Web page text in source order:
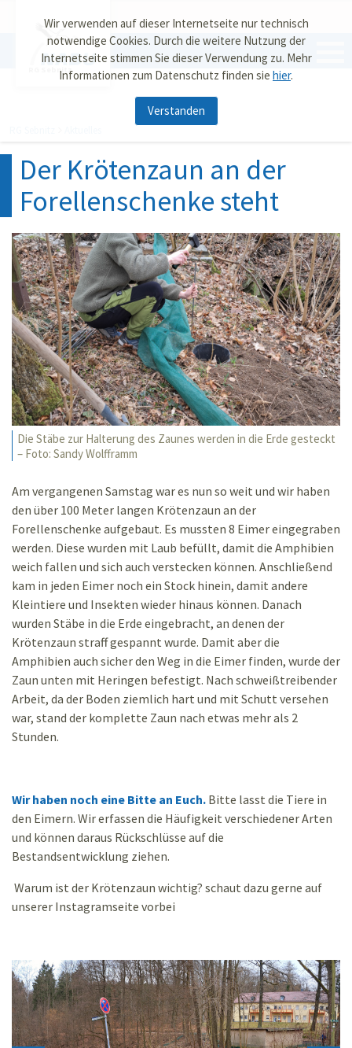
Wir verwenden auf dieser Internetseite nur technisch
notwendige Cookies. Durch die weitere Nutzung der
Internetseite stimmen Sie dieser Verwendung zu. Mehr
Informationen zum Datenschutz finden sie hier.
Verstanden
RG Sebnitz
Der Krötenzaun an der
Forellenschenke steht
Die Stäbe zur Halterung des Zaunes werden in die Erde gesteckt
– Foto: Sandy Wolfframm
Am vergangenen Samstag war es nun so weit und wir haben
den über 100 Meter langen Krötenzaun an der
Forellenschenke aufgebaut. Es mussten 8 Eimer eingegraben
werden. Diese wurden mit Laub befüllt, damit die Amphibien
weich fallen und sich auch verstecken können. Anschließend
kam in jeden Eimer noch ein Stock hinein, damit andere
Kleintiere und Insekten wieder hinaus können. Danach
wurden Stäbe in die Erde eingebracht, an denen der
Krötenzaun straff gespannt wurde. Damit aber die
Amphibien auch sicher den Weg in die Eimer finden, wurde der
Zaun unten mit Heringen befestigt. Nach schweißtreibender
Arbeit, da der Boden ziemlich hart und mit Schutt versehen
war, stand der komplette Zaun nach etwas mehr als 2
Stunden.
Wir haben noch eine Bitte an Euch. Bitte lasst die Tiere in
den Eimern. Wir erfassen die Häufigkeit verschiedener Arten
und können daraus Rückschlüsse auf die
Bestandsentwicklung ziehen.
Warum ist der Krötenzaun wichtig? schaut dazu gerne auf
unserer Instagramseite vorbei